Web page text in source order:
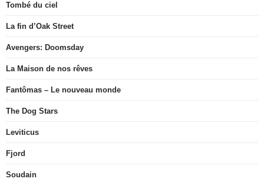
Tombé du ciel
La fin d’Oak Street
Avengers: Doomsday
La Maison de nos rêves
Fantômas – Le nouveau monde
The Dog Stars
Leviticus
Fjord
Soudain